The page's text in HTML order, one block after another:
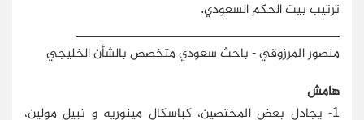
ترتيب بيت الحكم السعودي.
منصور المرزوقي - باحث سعودي متخصص بالشأن الخليجي
هامش
1-
يجادل بعض المختصين، كباسكال مينوريه و نبيل مولين،